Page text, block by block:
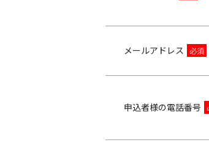
メールアドレス
申込者様の電話番号